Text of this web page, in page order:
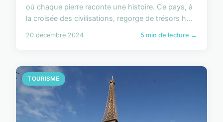
où chaque pierre raconte une histoire. Ce pays, à
la croisée des civilisations, regorge de trésors h...
20 décembre 2024 5 min de lecture →
TOURISME